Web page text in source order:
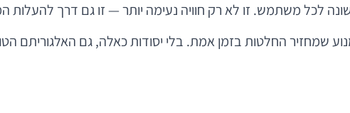
לכל משתמש. זו לא רק חוויה נעימה יותר — זו גם דרך להעלות
שמחזיר החלטות בזמן אמת. בלי יסודות כאלה, גם האלגוריתם